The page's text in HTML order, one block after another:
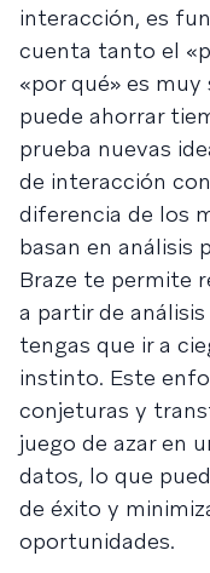
interacción, es
cuenta tanto el
«por qué» es
puede ahorrar
prueba nuevas
de interacción
diferencia de los
basan en análisis
Braze te permite
a partir de
tengas que ir a
instinto. Este
conjeturas y
juego de azar en
datos, lo que
de éxito y
oportunidades.